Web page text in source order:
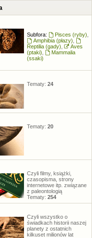
Subfora: Pisces (ryby)
Amphibia (płazy)
Reptilia (gady)
Aves
(ptaki)
Mammalia
(ssaki)
Tematy: 24
Tematy: 20
Czyli filmy, książki,
czasopisma, strony
internetowe itp. związane
z paleontologią
Tematy: 254
Czyli wszystko o
świadkach historii naszej
planety z ostatnich
kilkuset milionów lat